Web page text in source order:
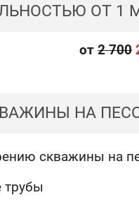
ОТ 1
от 2 700
НА
скважины на
трубы